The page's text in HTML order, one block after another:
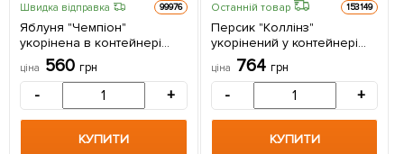
Швидка відправка 99976
Яблуня "Чемпіон"
укорінена в контейнері
(саджанець 2 роки) 1
саджанець в упаковці
ціна 560 грн
- +
КУПИТИ
Останній товар 153149
Персик "Коллінз"
укорінений у контейнері
(саджанець 2 роки) 1
саджанець в упаковці
ціна 764 грн
- +
КУПИТИ